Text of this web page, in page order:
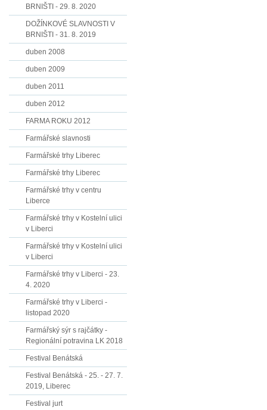
BRNIŠTI - 29. 8. 2020
DOŽÍNKOVÉ SLAVNOSTI V
BRNIŠTI - 31. 8. 2019
duben 2008
duben 2009
duben 2011
duben 2012
FARMA ROKU 2012
Farmářské slavnosti
Farmářské trhy Liberec
Farmářské trhy Liberec
Farmářské trhy v centru
Liberce
Farmářské trhy v Kostelní ulici
v Liberci
Farmářské trhy v Kostelní ulici
v Liberci
Farmářské trhy v Liberci - 23.
4. 2020
Farmářské trhy v Liberci -
listopad 2020
Farmářský sýr s rajčátky -
Regionální potravina LK 2018
Festival Benátská
Festival Benátská - 25. - 27. 7.
2019, Liberec
Festival jurt